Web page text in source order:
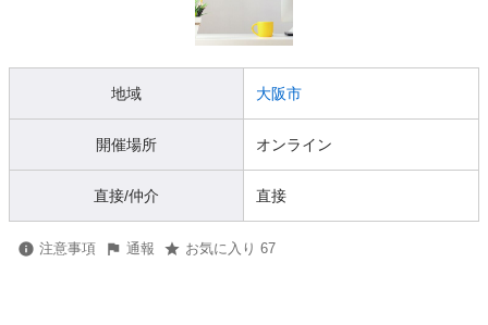
地域 大阪市
開催場所 オンライン
直接/仲介 直接
注意事項 通報 お気に入り 67